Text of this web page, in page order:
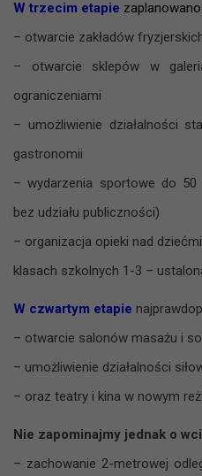
W trzecim etapie zaplanowano:
– otwarcie zakładów
– otwarcie sklepów w
ograniczeniami
– umożliwienie działalności
gastronomii
– wydarzenia sportowe do
bez udziału publiczności)
– organizacja opieki nad
klasach szkolnych 1-3 –
W czwartym etapie
– otwarcie salonów masażu i
– umożliwienie działalności
– oraz teatry i kina w nowym
Nie zapominajmy jednak o
– zachowanie 2-metrowej